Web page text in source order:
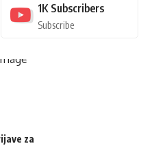
1K Subscribers
Subscribe
za